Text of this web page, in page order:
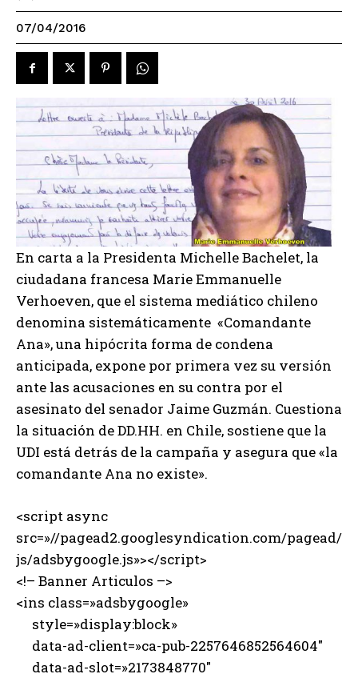
07/04/2016
En carta a la Presidenta Michelle Bachelet, la
ciudadana francesa Marie Emmanuelle
Verhoeven, que el sistema mediático chileno
denomina sistemáticamente «Comandante
Ana», una hipócrita forma de condena
anticipada, expone por primera vez su versión
ante las acusaciones en su contra por el
asesinato del senador Jaime Guzmán. Cuestiona
la situación de DD.HH. en Chile, sostiene que la
UDI está detrás de la campaña y asegura que «la
comandante Ana no existe».
<script async
src=»//pagead2.googlesyndication.com/pagead/
js/adsbygoogle.js»></script>
<!– Banner Articulos –>
<ins class=»adsbygoogle»
style=»display:block»
data-ad-client=»ca-pub-2257646852564604″
data-ad-slot=»2173848770″